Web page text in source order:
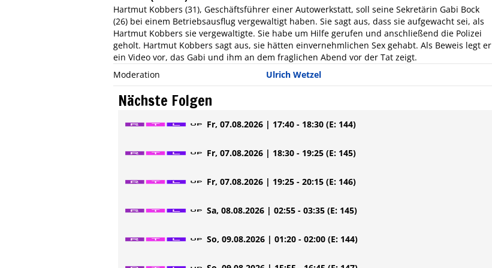
Hartmut Kobbers (31), Geschäftsführer einer Autowerkstatt, soll seine Sekretärin Gabi Bock
(26) bei einem Betriebsausflug vergewaltigt haben. Sie sagt aus, dass sie aufgewacht sei, als
Hartmut Kobbers sie vergewaltigte. Sie habe um Hilfe gerufen und anschließend die Polizei
geholt. Hartmut Kobbers sagt aus, sie hätten einvernehmlichen Sex gehabt. Als Beweis legt er
ein Video vor, das Gabi und ihm an dem fraglichen Abend vor der Tat zeigt.
Moderation
Ulrich Wetzel
Nächste Folgen
Fr, 07.08.2026 | 17:40 - 18:30 (E: 144)
Fr, 07.08.2026 | 18:30 - 19:25 (E: 145)
Fr, 07.08.2026 | 19:25 - 20:15 (E: 146)
Sa, 08.08.2026 | 02:55 - 03:35 (E: 145)
So, 09.08.2026 | 01:20 - 02:00 (E: 144)